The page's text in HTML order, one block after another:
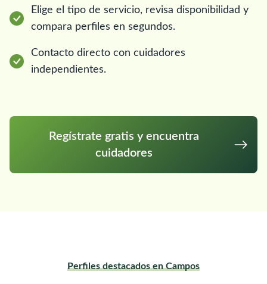
Elige el tipo de servicio, revisa disponibilidad y
compara perfiles en segundos.
Contacto directo con cuidadores
independientes.
Regístrate gratis y encuentra
cuidadores
Perfiles destacados en Campos